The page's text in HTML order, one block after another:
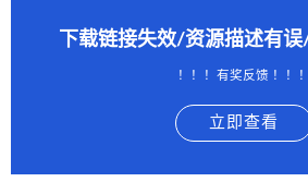
下载链接失效/资源描述有
！！！有奖反馈 ！！！
立即查看